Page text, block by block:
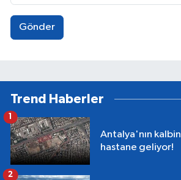
Gönder
Trend Haberler
Antalya'nın
hastane geliyor!
1
2